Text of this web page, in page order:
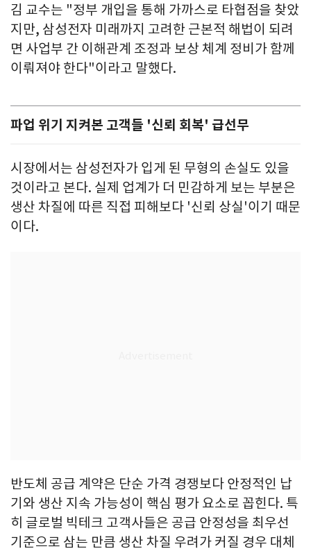
김 교수는 "정부 개입을 통해 가까스로 타협점을 찾았
지만, 삼성전자 미래까지 고려한 근본적 해법이 되려
면 사업부 간 이해관계 조정과 보상 체계 정비가 함께
이뤄져야 한다"이라고 말했다.
파업 위기 지켜본 고객들 '신뢰 회복' 급선무
시장에서는 삼성전자가 입게 된 무형의 손실도 있을
것이라고 본다. 실제 업계가 더 민감하게 보는 부분은
생산 차질에 따른 직접 피해보다 '신뢰 상실'이기 때문
이다.
반도체 공급 계약은 단순 가격 경쟁보다 안정적인 납
기와 생산 지속 가능성이 핵심 평가 요소로 꼽힌다. 특
히 글로벌 빅테크 고객사들은 공급 안정성을 최우선
기준으로 삼는 만큼 생산 차질 우려가 커질 경우 대체